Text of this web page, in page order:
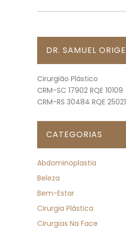
DR. SAMUEL ORIGE
Cirurgião Plástico
CRM-SC 17902 RQE 10109
CRM-RS 30484 RQE 25021
CATEGORIAS
Abdominoplastia
Beleza
Bem-Estar
Cirurgia Plástica
Cirurgias Na Face